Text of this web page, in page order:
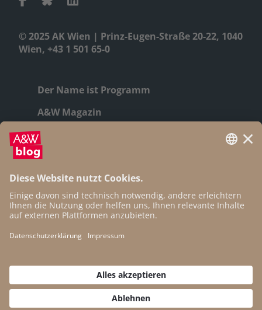
© 2025 AK Wien | Prinz-Eugen-Straße 20-22, 1040
Wien, +43 1 501 65-0
Der Name ist Programm
A&W Magazin
Geschichte
Autor:innen
Newsletter
Open Access
Impressum
Datenschutz